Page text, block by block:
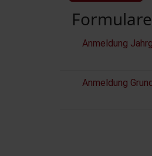
Anmeldung
Anmeldung